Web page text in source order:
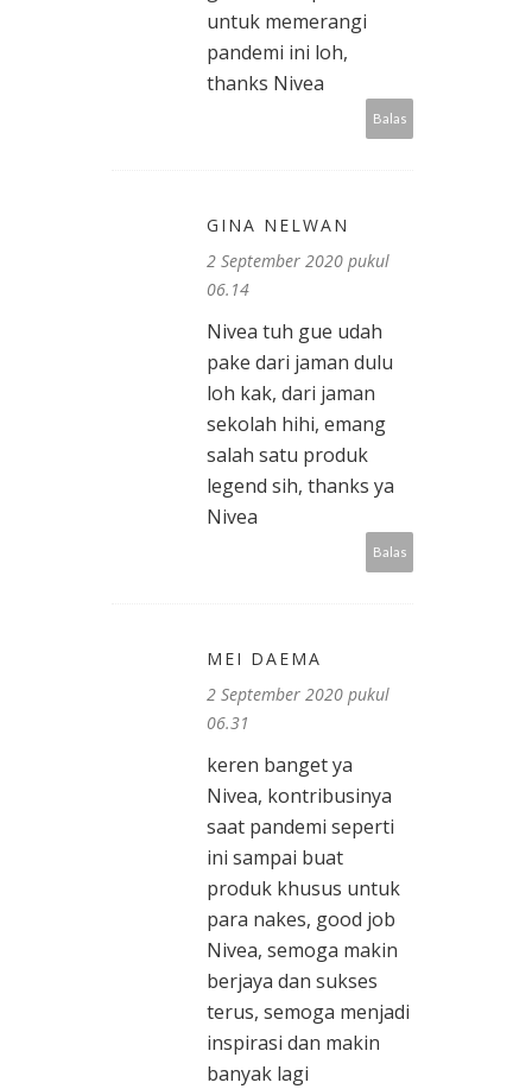
untuk memerangi
pandemi ini loh,
thanks Nivea
Balas
GINA NELWAN
2 September 2020 pukul
06.14
Nivea tuh gue udah
pake dari jaman dulu
loh kak, dari jaman
sekolah hihi, emang
salah satu produk
legend sih, thanks ya
Nivea
Balas
MEI DAEMA
2 September 2020 pukul
06.31
keren banget ya
Nivea, kontribusinya
saat pandemi seperti
ini sampai buat
produk khusus untuk
para nakes, good job
Nivea, semoga makin
berjaya dan sukses
terus, semoga menjadi
inspirasi dan makin
banyak lagi